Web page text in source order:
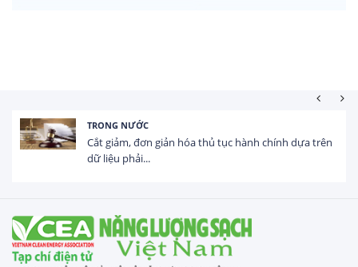
TRONG NƯỚC
Cắt giảm, đơn giản hóa thủ tục hành chính dựa trên
dữ liệu phải...